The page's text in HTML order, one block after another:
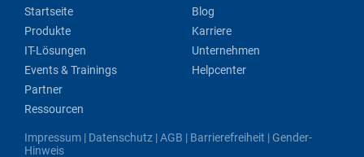
Startseite
Produkte
IT-Lösungen
Events & Trainings
Partner
Ressourcen
Blog
Karriere
Unternehmen
Helpcenter
Impressum | Datenschutz |AGB | Barrierefreiheit | Gender-
Hinweis